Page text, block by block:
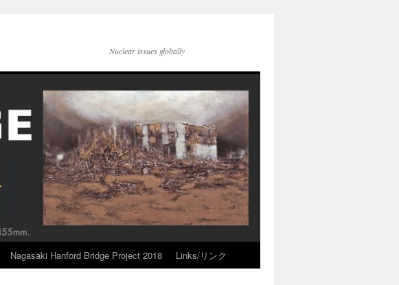
Nuclear issues globally
Nagasaki Hanford Bridge Project 2018 Links/リンク